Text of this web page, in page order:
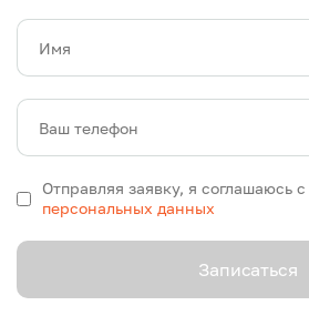
Имя
Ваш телефон
Отправляя заявку, я соглашаюсь с
персональных данных
Записаться